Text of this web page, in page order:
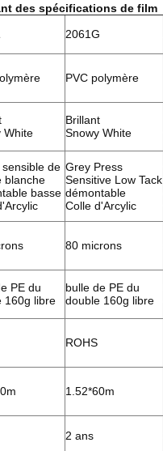
des spécifications de film
2061G
PVC polymère
White
Brillant
Snowy White
sensible de
blanche
basse
Grey Press
Sensitive Low Tack
démontable
Colle d'Arcylic
80 microns
PE du
160g libre
bulle de PE du
double 160g libre
ROHS
1.52*60m
2 ans